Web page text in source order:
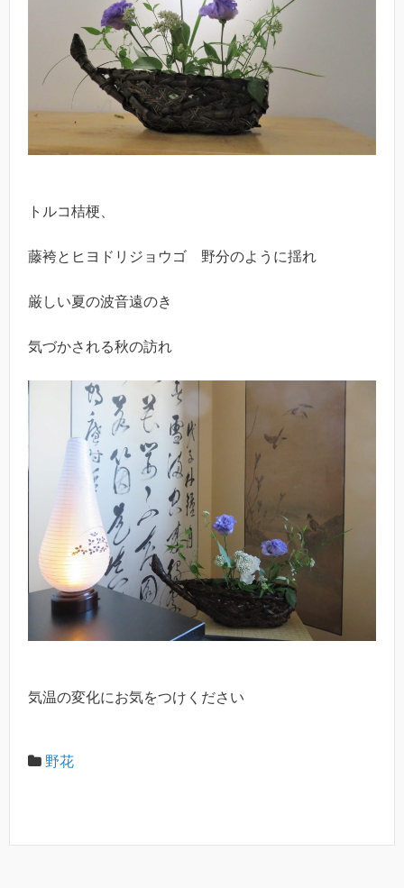
トルコ桔梗、
藤袴とヒヨドリジョウゴ 野分のように揺れ
厳しい夏の波音遠のき
気づかされる秋の訪れ
気温の変化にお気をつけください
野花